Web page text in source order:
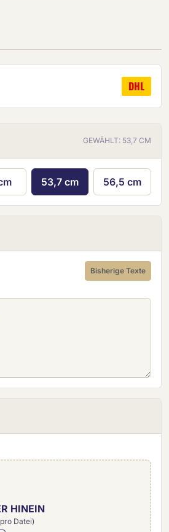
DHL
GEWÄHLT: 53,7 CM
53,7 cm 56,5 cm
Bisherige Texte
HINEIN
Datei)